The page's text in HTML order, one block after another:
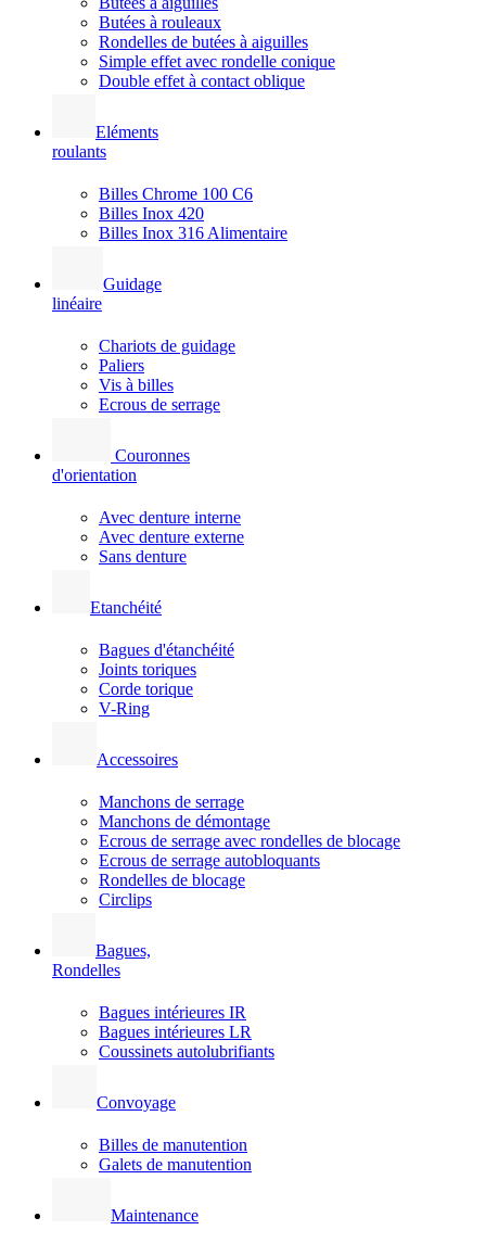
Butées à rouleaux
Rondelles de butées à aiguilles
Simple effet avec rondelle conique
Double effet à contact oblique
Eléments
roulants
Billes Chrome 100 C6
Billes Inox 420
Billes Inox 316 Alimentaire
Guidage
linéaire
Chariots de guidage
Paliers
Vis à billes
Ecrous de serrage
Couronnes
d'orientation
Avec denture interne
Avec denture externe
Sans denture
Etanchéité
Bagues d'étanchéité
Joints toriques
Corde torique
V-Ring
Accessoires
Manchons de serrage
Manchons de démontage
Ecrous de serrage avec rondelles de blocage
Ecrous de serrage autobloquants
Rondelles de blocage
Circlips
Bagues,
Rondelles
Bagues intérieures IR
Bagues intérieures LR
Coussinets autolubrifiants
Convoyage
Billes de manutention
Galets de manutention
Maintenance